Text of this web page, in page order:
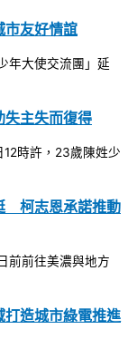
友好情誼
年大使交流團」延
主失而復得
12時許，23歲陳姓少
柯志恩承諾推動
前前往美濃與地方
造城市綠電推進